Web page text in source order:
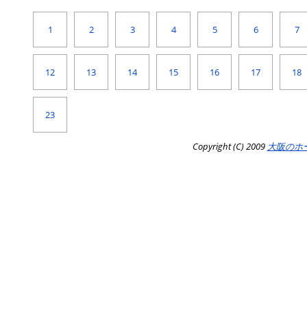
1 2 3 4 5 6 7
12 13 14 15 16 17 18
23
Copyright (C) 2009 大阪のホ